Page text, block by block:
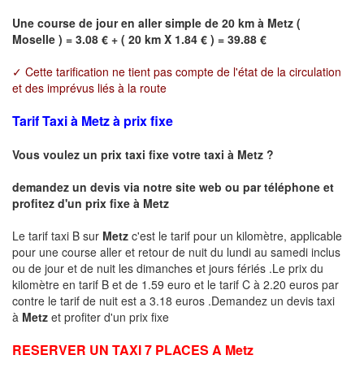
Une course de jour en aller simple de 20 km à Metz (
Moselle ) = 3.08 € + ( 20 km X 1.84 € ) = 39.88 €
✓ Cette tarification ne tient pas compte de l'état de la circulation
et des imprévus liés à la route
Tarif Taxi à Metz à prix fixe
Vous voulez un prix taxi fixe votre taxi à Metz ?
demandez un devis via notre site web ou par téléphone et
profitez d'un prix fixe à Metz
Le tarif taxi B sur Metz c'est le tarif pour un kilomètre, applicable
pour une course aller et retour de nuit du lundi au samedi inclus
ou de jour et de nuit les dimanches et jours fériés .Le prix du
kilomètre en tarif B et de 1.59 euro et le tarif C à 2.20 euros par
contre le tarif de nuit est a 3.18 euros .Demandez un devis taxi
à Metz et profiter d'un prix fixe
RESERVER UN TAXI 7 PLACES A Metz